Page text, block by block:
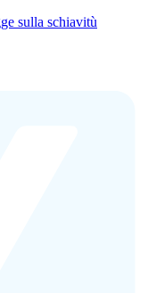
sulla schiavitù